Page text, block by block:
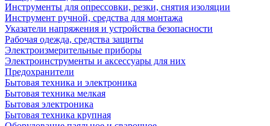
Инструменты для опрессовки, резки, снятия изоляции
Инструмент ручной, средства для монтажа
Указатели напряжения и устройства безопасности
Рабочая одежда, средства защиты
Электроизмерительные приборы
Электроинструменты и аксессуары для них
Предохранители
Бытовая техника и электроника
Бытовая техника мелкая
Бытовая электроника
Бытовая техника крупная